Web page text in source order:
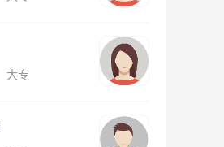
大专